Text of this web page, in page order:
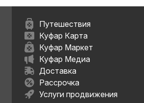
Путешествия
Куфар Карта
Куфар Маркет
Куфар Медиа
Доставка
Рассрочка
Услуги продвижения